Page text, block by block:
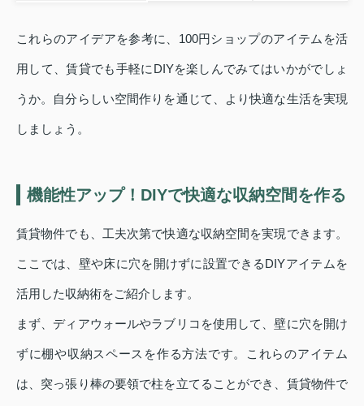
これらのアイデアを参考に、100円ショップのアイテムを活
用して、賃貸でも手軽にDIYを楽しんでみてはいかがでしょ
うか。自分らしい空間作りを通じて、より快適な生活を実現
しましょう。
機能性アップ！DIYで快適な収納空間を作る
賃貸物件でも、工夫次第で快適な収納空間を実現できます。
ここでは、壁や床に穴を開けずに設置できるDIYアイテムを
活用した収納術をご紹介します。
まず、ディアウォールやラブリコを使用して、壁に穴を開け
ずに棚や収納スペースを作る方法です。これらのアイテム
は、突っ張り棒の要領で柱を立てることができ、賃貸物件で